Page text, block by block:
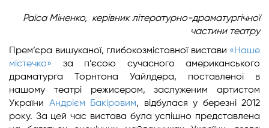
Раїса Міненко, керівник літературно-драматургічної
частини театру
Прем’єра вишуканої, глибокозмістовної вистави «Наше
містечко» за п’єсою сучасного американського
драматурга Торнтона Уайлдера, поставленої в
нашому театрі режисером, заслуженим артистом
України Андрієм Бакіровим, відбулася у березні 2012
року. За цей час вистава була успішно представлена